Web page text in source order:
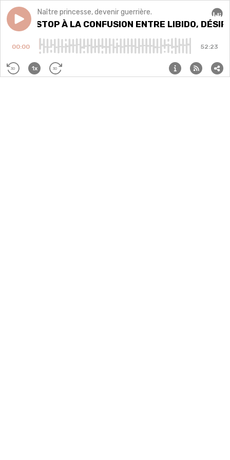
Play episodeEp#61 - STOP À LA CONFUSION ENTRE LIBIDO,
Naître princesse, devenir guerrière.
Ep#61 - STOP À LA CONFUSION ENTRE LIBIDO,
00:00 52:23
30 1x 30